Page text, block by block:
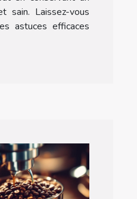
sain. Laissez-vous
astuces efficaces